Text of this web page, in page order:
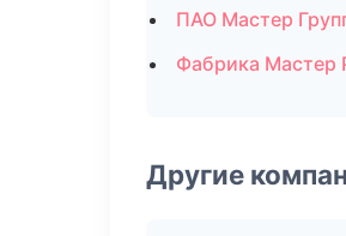
ПАО Мастер
Фабрика Мастер
Другие